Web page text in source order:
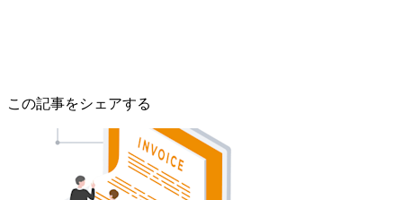
この記事をシェアする